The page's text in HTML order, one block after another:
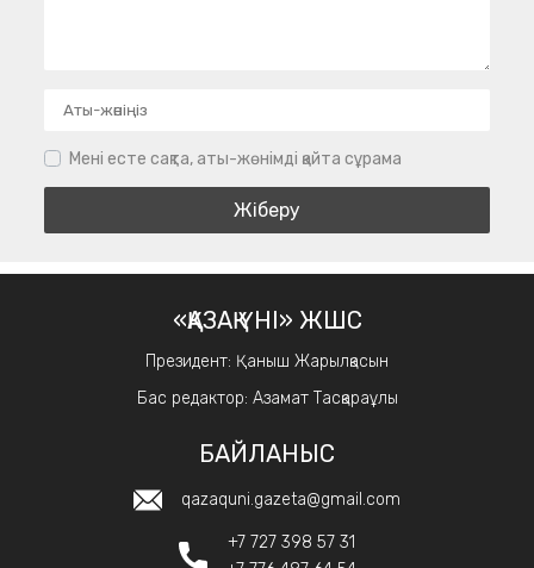
Мені есте сақта, аты-жөнімді қайта сұрама
«ҚАЗАҚ ҮНІ» ЖШС
Президент: Қаныш Жарылқасын
Бас редактор: Азамат Тасқараұлы
БАЙЛАНЫС
qazaquni.gazeta@gmail.com
+7 727 398 57 31